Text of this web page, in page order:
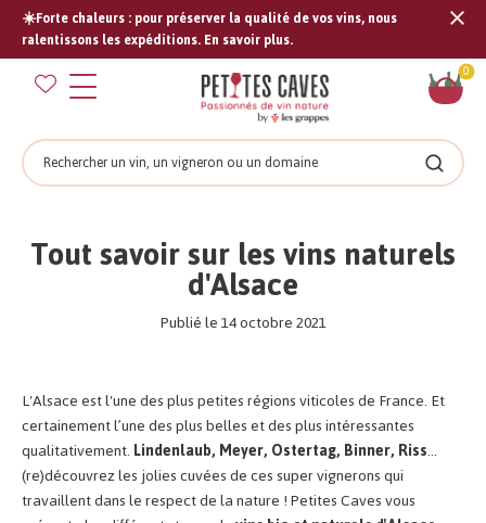
☀️Forte chaleurs : pour préserver la qualité de vos vins, nous
ralentissons les expéditions. En savoir plus.
0
Rechercher
Tout savoir sur les vins naturels
d'Alsace
Publié le 14 octobre 2021
L'Alsace est l'une des plus petites régions viticoles de France. Et
certainement l’une des plus belles et des plus intéressantes
qualitativement.Lindenlaub, Meyer, Ostertag, Binner, Riss…
(re)découvrez les jolies cuvées de ces super vignerons qui
travaillent dans le respect de la nature ! Petites Caves vous